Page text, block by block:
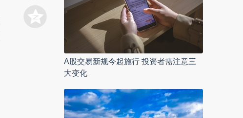
A股交易新规今起施行 投资者需注意三
大变化